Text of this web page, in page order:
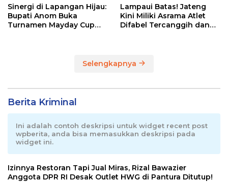
Sinergi di Lapangan Hijau:
Bupati Anom Buka
Turnamen Mayday Cup
Lampaui Batas! Jateng
Kini Miliki Asrama Atlet
Difabel Tercanggih dan
Selengkapnya
Berita Kriminal
Ini adalah contoh deskripsi untuk widget recent post
wpberita, anda bisa memasukkan deskripsi pada
widget ini.
Izinnya Restoran Tapi Jual Miras, Rizal Bawazier
Anggota DPR RI Desak Outlet HWG di Pantura Ditutup!